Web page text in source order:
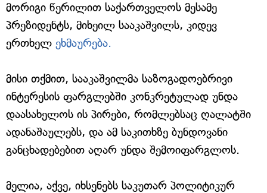
მორიგი წერილით საქართველოს მესამე
პრეზიდენტს, მიხეილ სააკაშვილს, კიდევ
ერთხელ ეხმაურება.
მისი თქმით, სააკაშვილმა საზოგადოებრივი
ინტერესის ფარგლებში კონკრეტულად უნდა
დაასახელოს ის პირები, რომლებსაც ღალატში
ადანაშაულებს, და ამ საკითხზე ბუნდოვანი
განცხადებებით აღარ უნდა შემოიფარგლოს.
მელია, აქვე, იხსენებს საკუთარ პოლიტიკურ